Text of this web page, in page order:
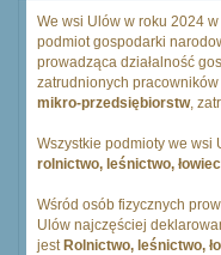
We wsi Ulów w roku 2024
podmiot gospodarki
prowadząca działalność
zatrudnionych
mikro-przedsiębiorstw,
Wszystkie podmioty we wsi
rolnictwo, leśnictwo,
Wśród osób fizycznych
Ulów najczęściej
jest Rolnictwo, leśnictwo,